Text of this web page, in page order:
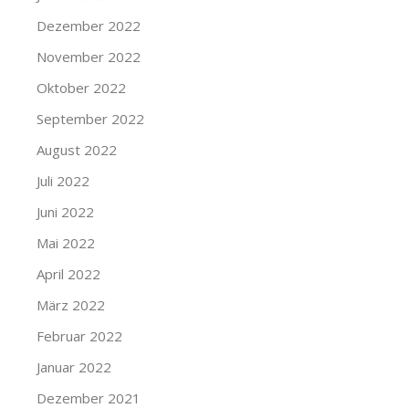
Dezember 2022
November 2022
Oktober 2022
September 2022
August 2022
Juli 2022
Juni 2022
Mai 2022
April 2022
März 2022
Februar 2022
Januar 2022
Dezember 2021